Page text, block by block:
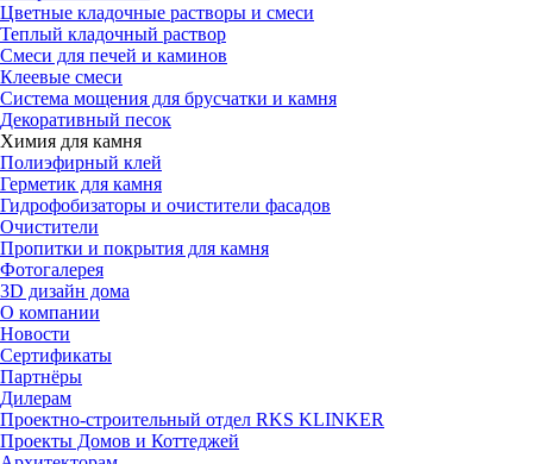
Цветные кладочные растворы и смеси
Теплый кладочный раствор
Смеси для печей и каминов
Клеевые смеси
Система мощения для брусчатки и камня
Декоративный песок
Химия для камня
Полиэфирный клей
Герметик для камня
Гидрофобизаторы и очистители фасадов
Очистители
Пропитки и покрытия для камня
Фотогалерея
3D дизайн дома
О компании
Новости
Сертификаты
Партнёры
Дилерам
Проектно-строительный отдел RKS KLINKER
Проекты Домов и Коттеджей